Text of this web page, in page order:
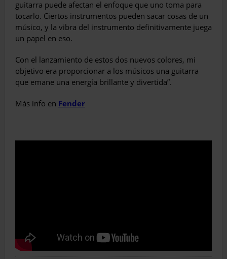
guitarra puede afectan el enfoque que uno toma para
tocarlo. Ciertos instrumentos pueden sacar cosas de un
músico, y la vibra del instrumento definitivamente juega
un papel en eso.
Con el lanzamiento de estos dos nuevos colores, mi
objetivo era proporcionar a los músicos una guitarra
que emane una energía brillante y divertida”.
Más info en Fender